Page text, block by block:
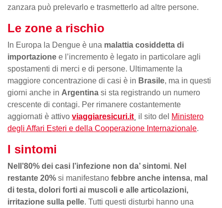
zanzara può prelevarlo e trasmetterlo ad altre persone.
Le zone a rischio
In Europa la Dengue è una malattia cosiddetta di
importazione e l’incremento è legato in particolare agli
spostamenti di merci e di persone. Ultimamente la
maggiore concentrazione di casi è in Brasile, ma in questi
giorni anche in Argentina si sta registrando un numero
crescente di contagi. Per rimanere costantemente
aggiornati è attivo viaggiaresicuri.it il sito del Ministero
degli Affari Esteri e della Cooperazione Internazionale.
I sintomi
Nell’80% dei casi l’infezione non da’ sintomi. Nel
restante 20% si manifestano febbre anche intensa, mal
di testa, dolori forti ai muscoli e alle articolazioni,
irritazione sulla pelle. Tutti questi disturbi hanno una